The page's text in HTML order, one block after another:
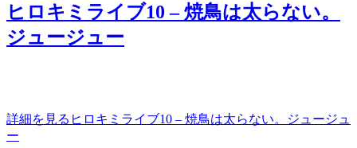
ヒロキミライブ10 – 焼鳥は太らない。
ジュージュー
詳細を見る ヒロキミライブ10 – 焼鳥は太らない。ジュージュ
ー